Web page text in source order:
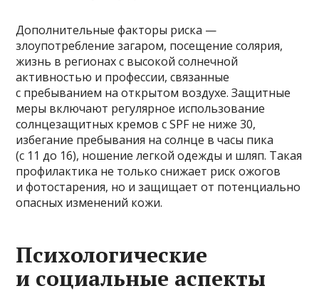
Дополнительные факторы риска —
злоупотребление загаром, посещение солярия,
жизнь в регионах с высокой солнечной
активностью и профессии, связанные
с пребыванием на открытом воздухе. Защитные
меры включают регулярное использование
солнцезащитных кремов с SPF не ниже 30,
избегание пребывания на солнце в часы пика
(с 11 до 16), ношение легкой одежды и шляп. Такая
профилактика не только снижает риск ожогов
и фотостарения, но и защищает от потенциально
опасных изменений кожи.
Психологические
и социальные аспекты